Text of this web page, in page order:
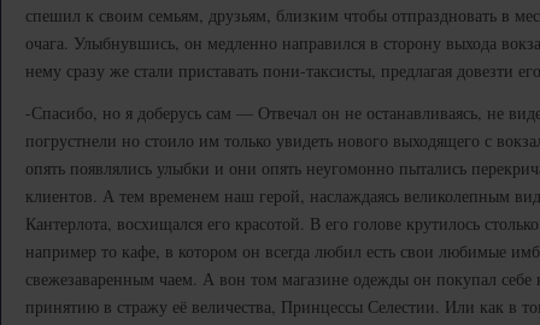
спешил к своим семьям, друзьям, близким чтобы отпраздновать в
очага. Улыбнувшись, он медленно направился в сторону выхода
нему сразу же стали приставать пони-таксисты, предлагая довезти
-Спасибо, но я доберусь сам — Отвечал он не останавливаясь, не
погрустнели но стоило им только увидеть нового выходящего с
опять появлялись улыбки и они опять неугомонно пытались
клиентов. А тем временем наш герой, наслаждаясь великолепным
Кантерлота, восхищался его красотой. В его голове крутилось
например то кафе, в котором он всегда любил есть свои любимые
свежезаваренным чаем. А вон том магазине одежды он покупал
принятию в стражу её величества, Принцессы Селестии. Или как в